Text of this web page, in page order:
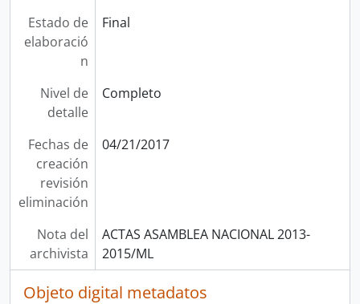
Estado de
elaboració
n
Final
Nivel de
detalle
Completo
Fechas de
creación
revisión
eliminación
04/21/2017
Nota del
archivista
ACTAS ASAMBLEA NACIONAL 2013-
2015/ML
Objeto digital metadatos